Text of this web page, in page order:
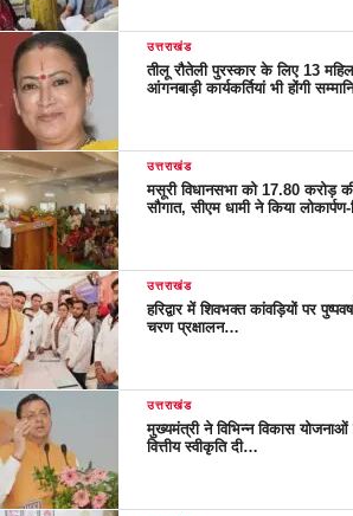
उत्तराखंड
तीलू रौतेली पुरस्कार के लिए 13
आंगनबाड़ी कार्यकर्तियां भी होंगी
उत्तराखंड
मसूरी विधानसभा को 17.80 करोड़
सौगात, सीएम धामी ने किया लोकार्पण-
उत्तराखंड
हरिद्वार में शिवभक्त कांवड़ियों पर
चरण प्रक्षालन…
उत्तराखंड
मुख्यमंत्री ने विभिन्न विकास
वित्तीय स्वीकृति दी…